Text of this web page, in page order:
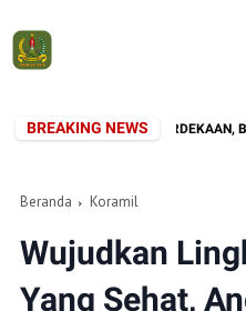
BREAKING NEWS
SAMBUT KEMERDEKAAN,
Beranda Koramil
Wujudkan
Yang Sehat,